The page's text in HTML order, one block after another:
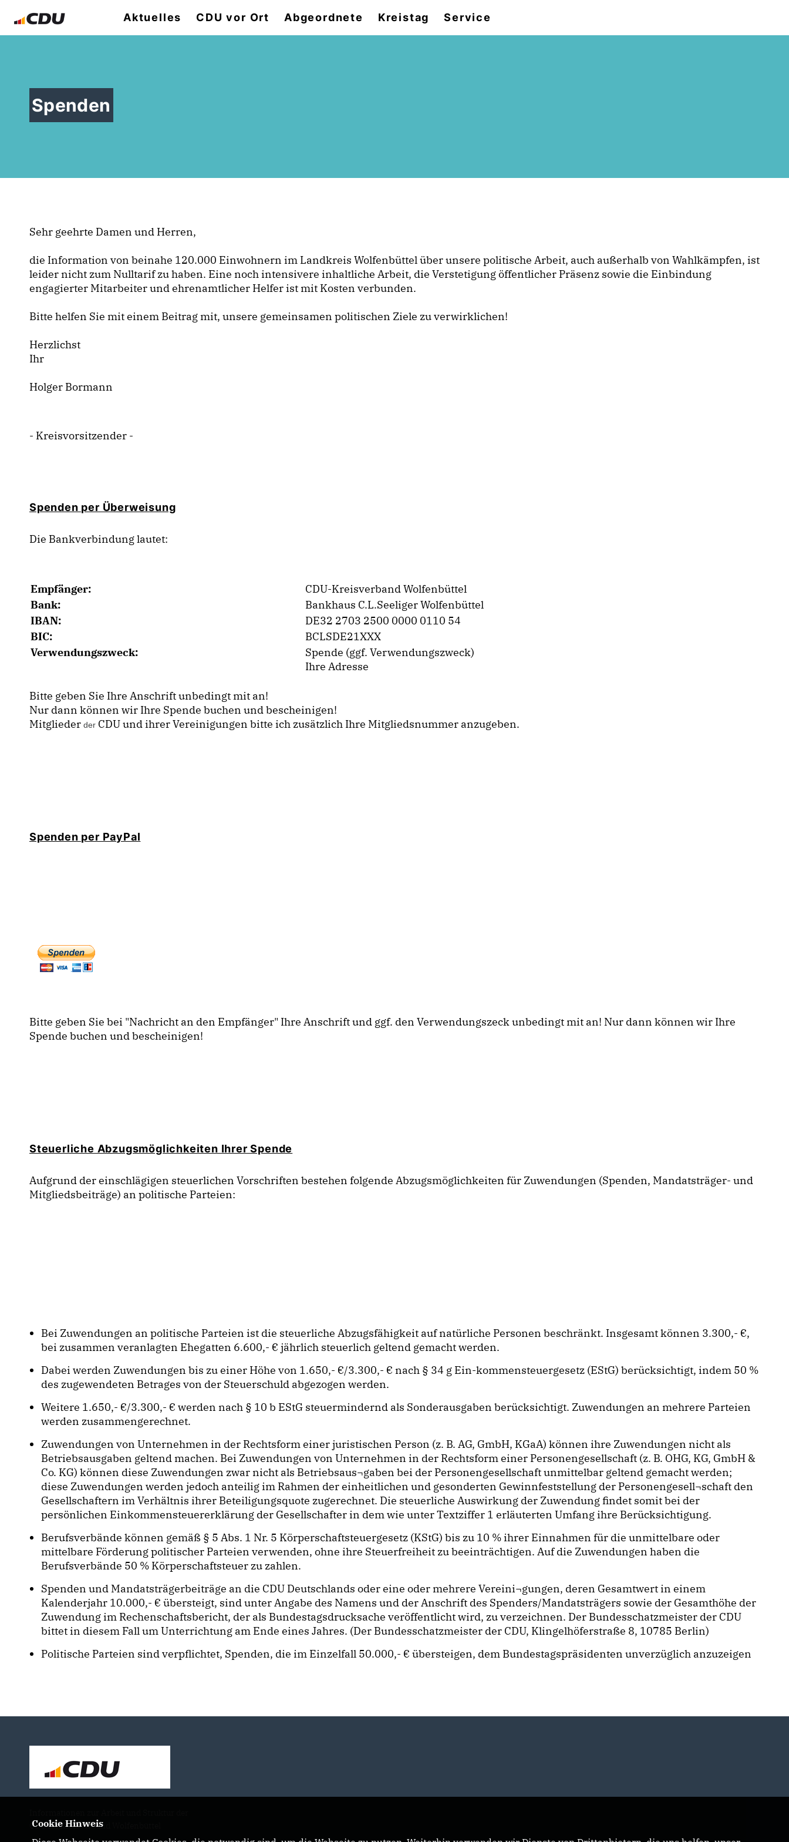
Aktuelles CDU vor Ort Abgeordnete Kreistag Service
Spenden
Sehr geehrte Damen und Herren,
die Information von beinahe 120.000 Einwohnern im Landkreis Wolfenbüttel über unsere politische Arbeit, auch außerhalb von Wahlkämpfen, ist
leider nicht zum Nulltarif zu haben. Eine noch intensivere inhaltliche Arbeit, die Verstetigung öffentlicher Präsenz sowie die Einbindung
engagierter Mitarbeiter und ehrenamtlicher Helfer ist mit Kosten verbunden.
Bitte helfen Sie mit einem Beitrag mit, unsere gemeinsamen politischen Ziele zu verwirklichen!
Herzlichst
Ihr
Holger Bormann
- Kreisvorsitzender -
Spenden per Überweisung
Die Bankverbindung lautet:
Empfänger:
CDU-Kreisverband Wolfenbüttel
Bank:
Bankhaus C.L.Seeliger Wolfenbüttel
IBAN:
DE32 2703 2500 0000 0110 54
BIC:
BCLSDE21XXX
Verwendungszweck:
Spende (ggf. Verwendungszweck)
Ihre Adresse
Bitte geben Sie Ihre Anschrift unbedingt mit an!
Nur dann können wir Ihre Spende buchen und bescheinigen!
Mitglieder der CDU und ihrer Vereinigungen bitte ich zusätzlich Ihre Mitgliedsnummer anzugeben.
Spenden per PayPal
Bitte geben Sie bei "Nachricht an den Empfänger" Ihre Anschrift und ggf. den Verwendungszeck unbedingt mit an! Nur dann können wir Ihre
Spende buchen und bescheinigen!
Steuerliche Abzugsmöglichkeiten Ihrer Spende
Aufgrund der einschlägigen steuerlichen Vorschriften bestehen folgende Abzugsmöglichkeiten für Zuwendungen (Spenden, Mandatsträger- und
Mitgliedsbeiträge) an politische Parteien:
Bei Zuwendungen an politische Parteien ist die steuerliche Abzugsfähigkeit auf natürliche Personen beschränkt. Insgesamt können 3.300,- €,
bei zusammen veranlagten Ehegatten 6.600,- € jährlich steuerlich geltend gemacht werden.
Dabei werden Zuwendungen bis zu einer Höhe von 1.650,- €/3.300,- € nach § 34 g Ein-kommensteuergesetz (EStG) berücksichtigt, indem 50 %
des zugewendeten Betrages von der Steuerschuld abgezogen werden.
Weitere 1.650,- €/3.300,- € werden nach § 10 b EStG steuermindernd als Sonderausgaben berücksichtigt. Zuwendungen an mehrere Parteien
werden zusammengerechnet.
Zuwendungen von Unternehmen in der Rechtsform einer juristischen Person (z. B. AG, GmbH, KGaA) können ihre Zuwendungen nicht als
Betriebsausgaben geltend machen. Bei Zuwendungen von Unternehmen in der Rechtsform einer Personengesellschaft (z. B. OHG, KG, GmbH &
Co. KG) können diese Zuwendungen zwar nicht als Betriebsaus¬gaben bei der Personengesellschaft unmittelbar geltend gemacht werden;
diese Zuwendungen werden jedoch anteilig im Rahmen der einheitlichen und gesonderten Gewinnfeststellung der Personengesell¬schaft den
Gesellschaftern im Verhältnis ihrer Beteiligungsquote zugerechnet. Die steuerliche Auswirkung der Zuwendung findet somit bei der
persönlichen Einkommensteuererklärung der Gesellschafter in dem wie unter Textziffer 1 erläuterten Umfang ihre Berücksichtigung.
Berufsverbände können gemäß § 5 Abs. 1 Nr. 5 Körperschaftsteuergesetz (KStG) bis zu 10 % ihrer Einnahmen für die unmittelbare oder
mittelbare Förderung politischer Parteien verwenden, ohne ihre Steuerfreiheit zu beeinträchtigen. Auf die Zuwendungen haben die
Berufsverbände 50 % Körperschaftsteuer zu zahlen.
Spenden und Mandatsträgerbeiträge an die CDU Deutschlands oder eine oder mehrere Vereini¬gungen, deren Gesamtwert in einem
Kalenderjahr 10.000,- € übersteigt, sind unter Angabe des Namens und der Anschrift des Spenders/Mandatsträgers sowie der Gesamthöhe der
Zuwendung im Rechenschaftsbericht, der als Bundestagsdrucksache veröffentlicht wird, zu verzeichnen. Der Bundesschatzmeister der CDU
bittet in diesem Fall um Unterrichtung am Ende eines Jahres. (Der Bundesschatzmeister der CDU, Klingelhöferstraße 8, 10785 Berlin)
Politische Parteien sind verpflichtet, Spenden, die im Einzelfall 50.000,- € übersteigen, dem Bundestagspräsidenten unverzüglich anzuzeigen
CDU im Kreisverband Wolfenbüttel
Cookie Hinweis